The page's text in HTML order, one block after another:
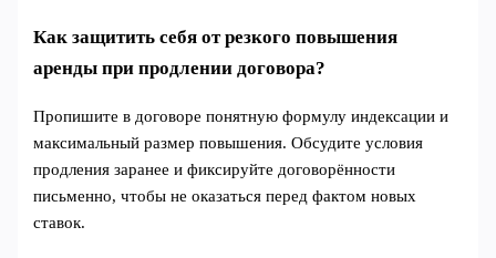
Как защитить себя от резкого повышения
аренды при продлении договора?
Пропишите в договоре понятную формулу индексации и
максимальный размер повышения. Обсудите условия
продления заранее и фиксируйте договорённости
письменно, чтобы не оказаться перед фактом новых
ставок.